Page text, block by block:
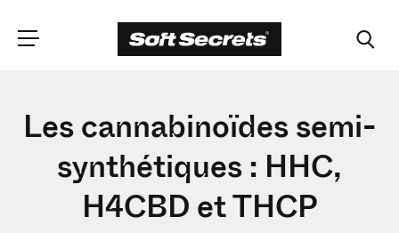
CHOISISSEZ VOTRE
EMPLACEMENT
Les cannabinoïdes semi-
synthétiques : HHC,
H4CBD et THCP